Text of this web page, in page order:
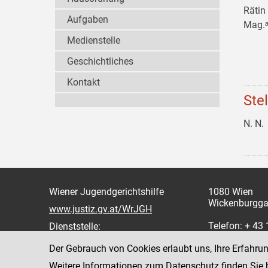
Rätin
N. N.
Aufgaben
Medienstelle
Geschichtliches
Kontakt
Wiener Jugendgerichtshilfe
www.justiz.gv.at/WrJGH
Dienststelle:
1080 Wien
Telefon: + 43
Fax: +43 1
Der Gebrauch von Cookies erlaubt uns, Ihre